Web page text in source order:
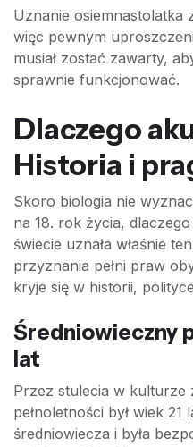
Uznanie osiemnastolatka
więc pewnym
musiał zostać zawarty,
sprawnie funkcjonować.
Dlaczego
Historia i
Skoro biologia nie
na 18. rok życia,
świecie uznała właśnie
przyznania pełni praw
kryje się w historii,
Średniowieczny
lat
Przez stulecia w kulturze
pełnoletności był wiek 21
średniowiecza i była